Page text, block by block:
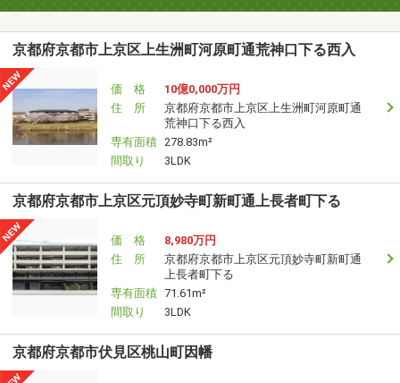
京都府京都市上京区上生洲町河原町通荒神口下る西入
価 格
10億0,000万円
住 所
京都府京都市上京区上生洲町河原町通
荒神口下る西入
専有面積 278.83m²
間取り
3LDK
京都府京都市上京区元頂妙寺町新町通上長者町下る
価 格
8,980万円
住 所
京都府京都市上京区元頂妙寺町新町通
上長者町下る
専有面積 71.61m²
間取り
3LDK
京都府京都市伏見区桃山町因幡